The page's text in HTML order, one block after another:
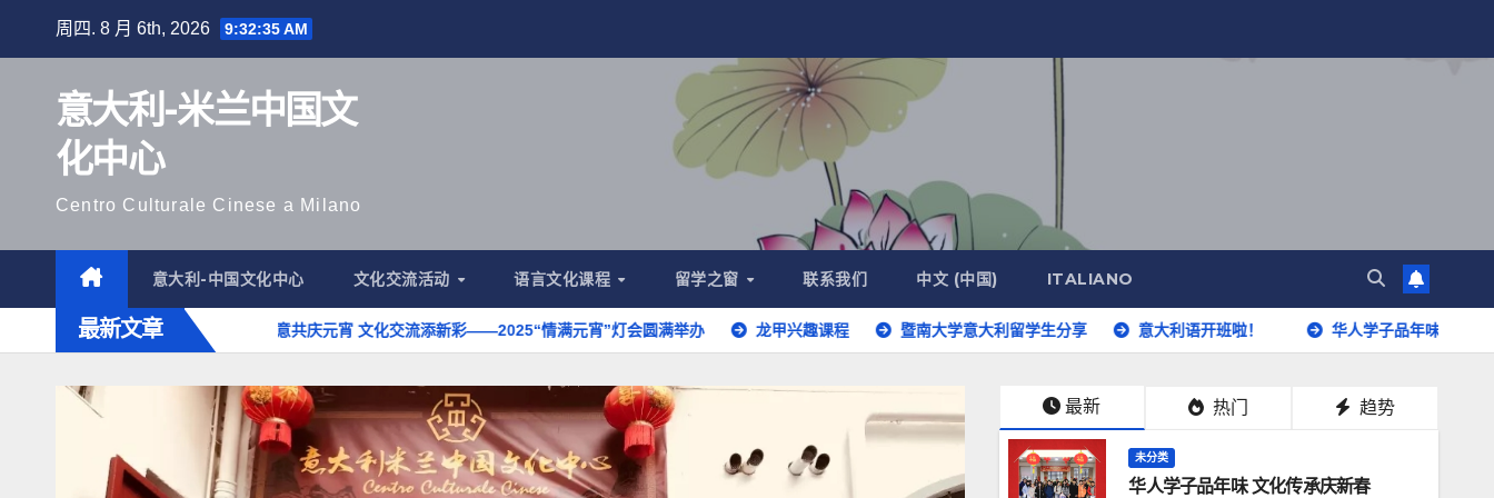
周四. 8 月 6th, 2026 9:32:36 AM
意大利-米兰中国文
化中心
Centro Culturale Cinese a Milano
意大利-中国文化中心 文化交流活动 语言文化课程 留学之窗 联系我们 中文 (中国) ITALIANO
最新文章
文化传承庆新春 中意共庆元宵 文化交流添新彩——2025“情满元宵”灯会圆满举办 龙甲兴趣课程 暨南大学意大利留学生分享 意大利语开班啦！ 华人学子品年味 文化传承庆新春
最新 热门 趋势
未分类
华人学子品年味 文化传承庆新春